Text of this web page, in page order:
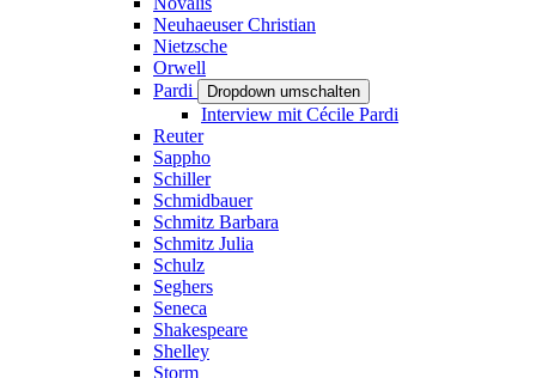
Neuhaeuser Christian
Nietzsche
Orwell
Pardi
Dropdown umschalten
Interview mit Cécile Pardi
Reuter
Sappho
Schiller
Schmidbauer
Schmitz Barbara
Schmitz Julia
Schulz
Seghers
Seneca
Shakespeare
Shelley
Storm